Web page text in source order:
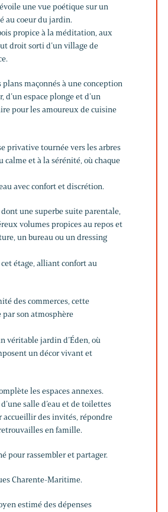
une vue poétique sur un
au coeur du jardin.
propice à la méditation, aux
droit sorti d’un village de
maçonnés à une conception
espace plonge et d’un
pour les amoureux de cuisine
privative tournée vers les arbres
et à la sérénité, où chaque
avec confort et discrétion.
dont une superbe suite parentale,
volumes propices au repos et
un bureau ou un dressing
étage, alliant confort au
des commerces, cette
son atmosphère
véritable jardin d’Éden, où
un décor vivant et
les espaces annexes.
salle d’eau et de toilettes
accueillir des invités, répondre
en famille.
pour rassembler et partager.
Charente-Maritime.
estimé des dépenses